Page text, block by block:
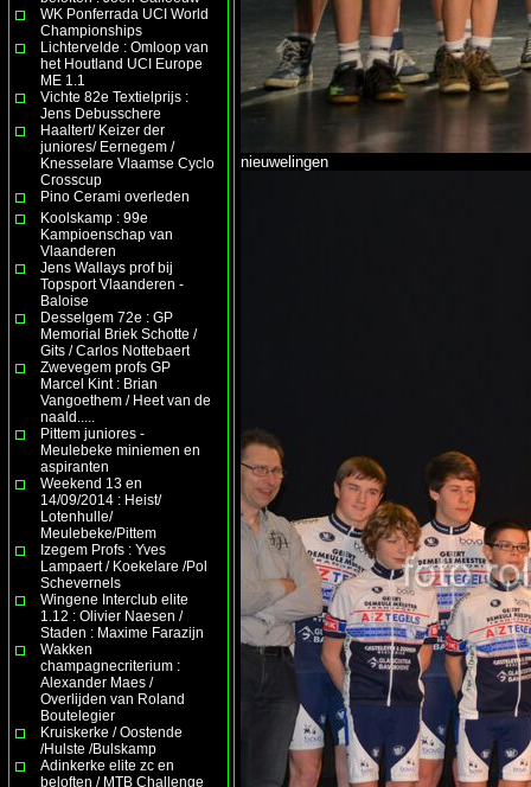
WK Ponferrada UCI World
Championships
Lichtervelde : Omloop van
het Houtland UCI Europe
ME 1.1
Vichte 82e Textielprijs :
Jens Debusschere
Haaltert/ Keizer der
juniores/ Eernegem /
Knesselare Vlaamse Cyclo
Crosscup
Pino Cerami overleden
Koolskamp : 99e
Kampioenschap van
Vlaanderen
Jens Wallays prof bij
Topsport Vlaanderen -
Baloise
Desselgem 72e : GP
Memorial Briek Schotte /
Gits / Carlos Nottebaert
Zwevegem profs GP
Marcel Kint : Brian
Vangoethem / Heet van de
naald.....
Pittem juniores -
Meulebeke miniemen en
aspiranten
Weekend 13 en
14/09/2014 : Heist/
Lotenhulle/
Meulebeke/Pittem
Izegem Profs : Yves
Lampaert / Koekelare /Pol
Schevernels
Wingene Interclub elite
1.12 : Olivier Naesen /
Staden : Maxime Farazijn
Wakken
champagnecriterium :
Alexander Maes /
Overlijden van Roland
Boutelegier
Kruiskerke / Oostende
/Hulste /Bulskamp
Adinkerke elite zc en
beloften / MTB Challenge
nieuwelingen